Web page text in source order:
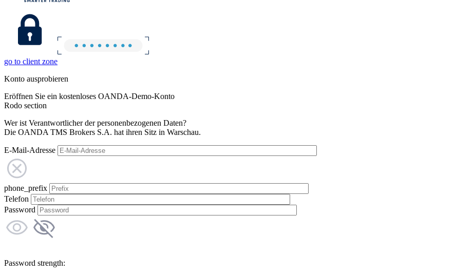
go to client zone
Konto ausprobieren
Eröffnen Sie ein kostenloses OANDA-Demo-Konto
Rodo section
Wer ist Verantwortlicher der personenbezogenen Daten?
Die OANDA TMS Brokers S.A. hat ihren Sitz in Warschau.
E-Mail-Adresse
phone_prefix
Telefon
Password
Password strength: